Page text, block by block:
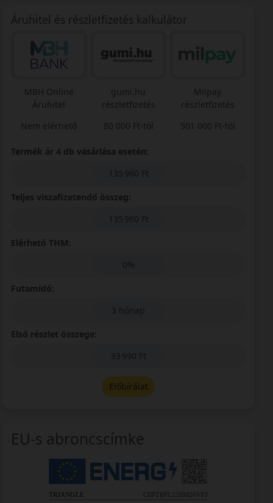
Áruhitel és részletfizetés kalkulátor
MBH Online
Áruhitel
Nem elérhető
gumi.hu
részletfizetés
80 000 Ft-tól
Milpay
részletfizetés
501 000 Ft-tól
Termék ár 4 db vásárlása esetén:
135 960 Ft
Teljes viszafizetendő összeg:
135 960 Ft
Elérhető THM:
0%
Futamidő:
3 hónap
Első részlet összege:
33 990 Ft
Előbírálat
EU-s abroncscímke